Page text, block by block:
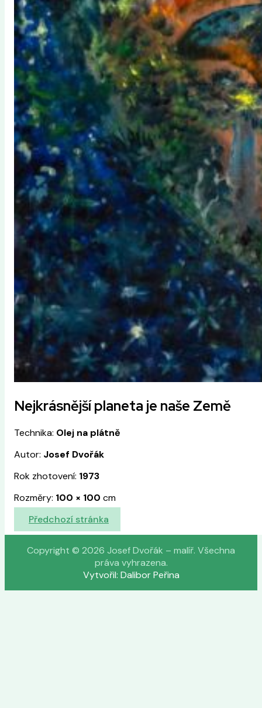
Nejkrásnější planeta je naše Země
Technika: Olej na plátně
Autor: Josef Dvořák
Rok zhotovení: 1973
Rozměry: 100 × 100 cm
Předchozí stránka
Copyright © 2026 Josef Dvořák – malíř. Všechna
práva vyhrazena.
Vytvořil: Dalibor Peřina